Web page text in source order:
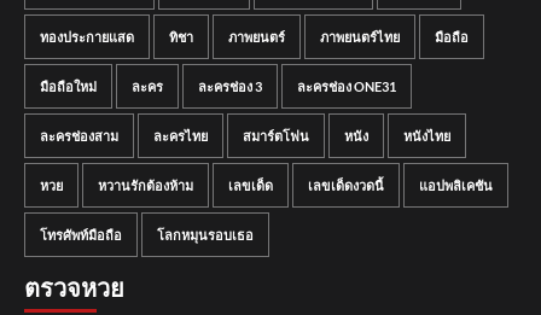
ทองประกายแสด ทิชา ภาพยนตร์ ภาพยนตร์ไทย มือถือ
มือถือใหม่ ละคร ละครช่อง 3 ละครช่อง ONE31
ละครช่องสาม ละครไทย สมาร์ตโฟน หนัง หนังไทย
หวย หวานรักต้องห้าม เลขเด็ด เลขเด็ดงวดนี้ แอปพลิเคชัน
โทรศัพท์มือถือ โลกหมุนรอบเธอ
ตรวจหวย